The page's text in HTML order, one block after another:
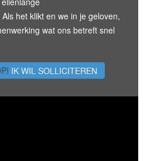
het klikt en we in je geloven,
wat ons betreft snel
IK WIL SOLLICITEREN